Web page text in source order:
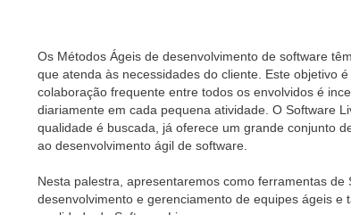
Os Métodos Ágeis de desenvolvimento de software
que atenda às necessidades do cliente. Este objetivo
colaboração frequente entre todos os envolvidos é
diariamente em cada pequena atividade. O Software
qualidade é buscada, já oferece um grande conjunto
ao desenvolvimento ágil de software.
Nesta palestra, apresentaremos como ferramentas
desenvolvimento e gerenciamento de equipes ágeis